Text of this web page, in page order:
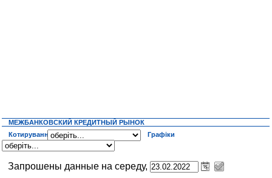
МЕЖБАНКОВСКИЙ КРЕДИТНЫЙ РЫНОК
Котирування
Графіки
Запрошены данные на середу,